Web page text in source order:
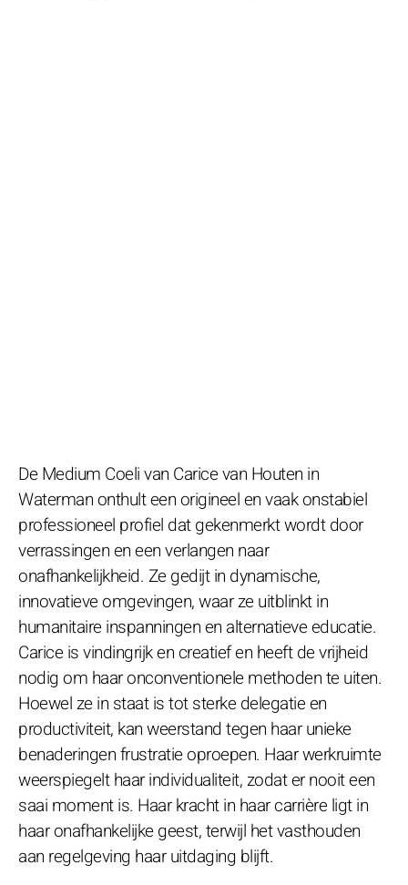
De Medium Coeli van Carice van Houten in
Waterman onthult een origineel en vaak onstabiel
professioneel profiel dat gekenmerkt wordt door
verrassingen en een verlangen naar
onafhankelijkheid. Ze gedijt in dynamische,
innovatieve omgevingen, waar ze uitblinkt in
humanitaire inspanningen en alternatieve educatie.
Carice is vindingrijk en creatief en heeft de vrijheid
nodig om haar onconventionele methoden te uiten.
Hoewel ze in staat is tot sterke delegatie en
productiviteit, kan weerstand tegen haar unieke
benaderingen frustratie oproepen. Haar werkruimte
weerspiegelt haar individualiteit, zodat er nooit een
saai moment is. Haar kracht in haar carrière ligt in
haar onafhankelijke geest, terwijl het vasthouden
aan regelgeving haar uitdaging blijft.